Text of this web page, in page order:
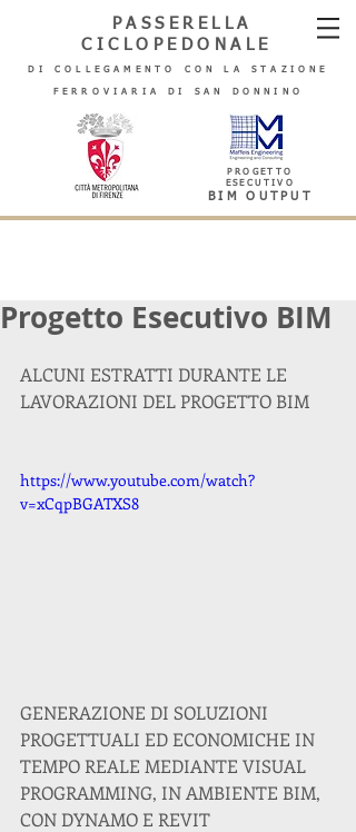
PASSERELLA
CICLOPEDONALE
PROGETTO
ESECUTIVO
BIM OUTPUT
DI COLLEGAMENTO CON LA STAZIONE
FERROVIARIA DI SAN DONNINO
Progetto Esecutivo BIM
ALCUNI ESTRATTI DURANTE LE
LAVORAZIONI DEL PROGETTO BIM
https://www.youtube.com/watch?
v=xCqpBGATXS8
GENERAZIONE DI SOLUZIONI
PROGETTUALI ED ECONOMICHE IN
TEMPO REALE MEDIANTE VISUAL
PROGRAMMING, IN AMBIENTE BIM,
CON DYNAMO E REVIT